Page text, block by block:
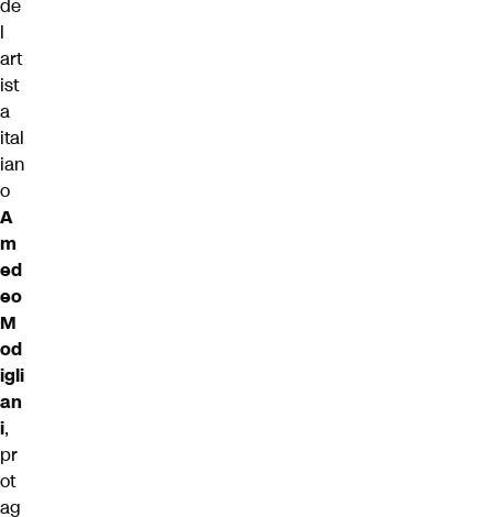
de
l
art
ist
a
ital
ian
o
A
m
ed
eo
M
od
igli
an
i,
pr
ot
ag